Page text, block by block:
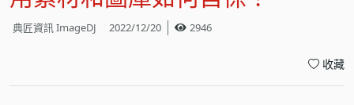
典匠資訊 ImageDJ 2022/12/20 2946
收藏